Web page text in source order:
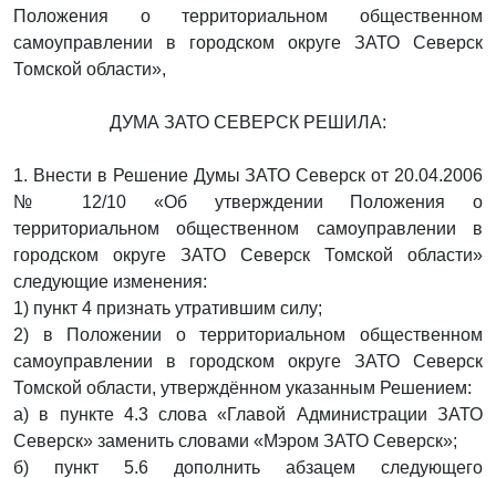
Положения о территориальном общественном
самоуправлении в городском округе ЗАТО Северск
Томской области»,
ДУМА ЗАТО СЕВЕРСК РЕШИЛА:
1. Внести в Решение Думы ЗАТО Северск от 20.04.2006
№ 12/10 «Об утверждении Положения о
территориальном общественном самоуправлении в
городском округе ЗАТО Северск Томской области»
следующие изменения:
1) пункт 4 признать утратившим силу;
2) в Положении о территориальном общественном
самоуправлении в городском округе ЗАТО Северск
Томской области, утверждённом указанным Решением:
а) в пункте 4.3 слова «Главой Администрации ЗАТО
Северск» заменить словами «Мэром ЗАТО Северск»;
б) пункт 5.6 дополнить абзацем следующего